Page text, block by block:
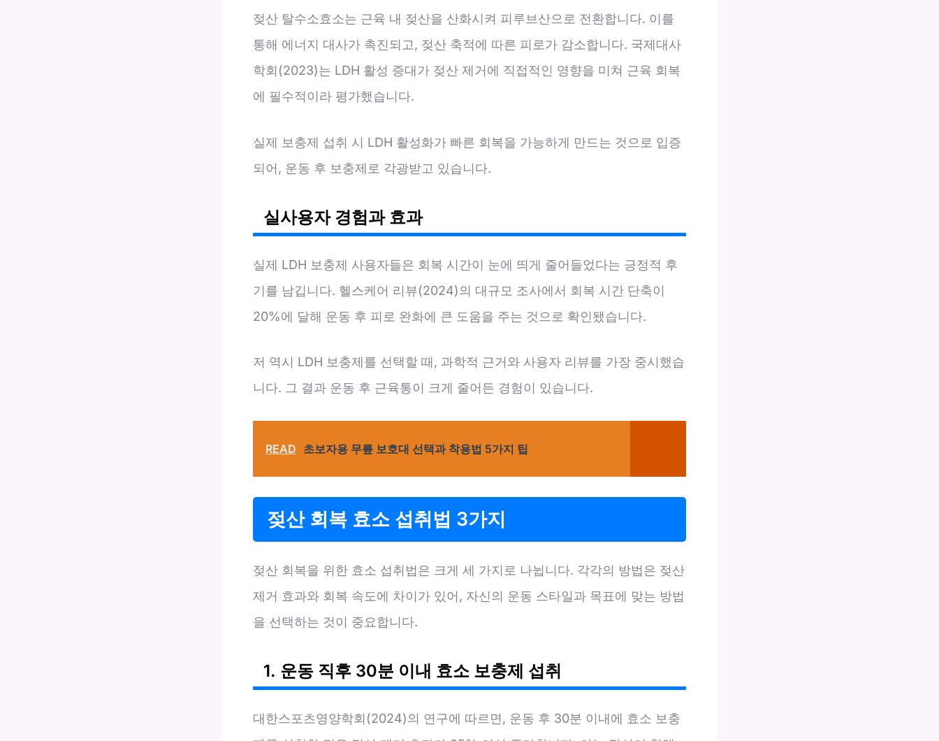
젖산 탈수소효소는 근육 내 젖산을 산화시켜 피루브산으로 전환합니다. 이를
통해 에너지 대사가 촉진되고, 젖산 축적에 따른 피로가 감소합니다. 국제대사
학회(2023)는 LDH 활성 증대가 젖산 제거에 직접적인 영향을 미쳐 근육 회복
에 필수적이라 평가했습니다.
실제 보충제 섭취 시 LDH 활성화가 빠른 회복을 가능하게 만드는 것으로 입증
되어, 운동 후 보충제로 각광받고 있습니다.
실사용자 경험과 효과
실제 LDH 보충제 사용자들은 회복 시간이 눈에 띄게 줄어들었다는 긍정적 후
기를 남깁니다. 헬스케어 리뷰(2024)의 대규모 조사에서 회복 시간 단축이
20%에 달해 운동 후 피로 완화에 큰 도움을 주는 것으로 확인됐습니다.
저 역시 LDH 보충제를 선택할 때, 과학적 근거와 사용자 리뷰를 가장 중시했습
니다. 그 결과 운동 후 근육통이 크게 줄어든 경험이 있습니다.
READ 초보자용 무릎 보호대 선택과 착용법 5가지 팁
젖산 회복 효소 섭취법 3가지
젖산 회복을 위한 효소 섭취법은 크게 세 가지로 나뉩니다. 각각의 방법은 젖산
제거 효과와 회복 속도에 차이가 있어, 자신의 운동 스타일과 목표에 맞는 방법
을 선택하는 것이 중요합니다.
1. 운동 직후 30분 이내 효소 보충제 섭취
대한스포츠영양학회(2024)의 연구에 따르면, 운동 후 30분 이내에 효소 보충